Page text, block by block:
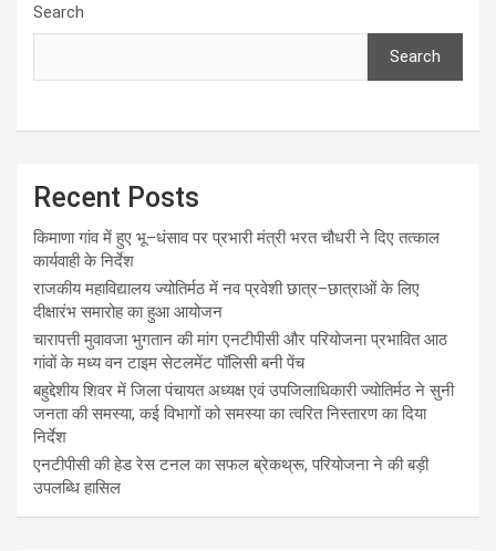
Search
Search
Recent Posts
किमाणा गांव में हुए भू–धंसाव पर प्रभारी मंत्री भरत चौधरी ने दिए तत्काल
कार्यवाही के निर्देश
राजकीय महाविद्यालय ज्योतिर्मठ में नव प्रवेशी छात्र–छात्राओं के लिए
दीक्षारंभ समारोह का हुआ आयोजन
चारापत्ती मुवावजा भुगतान की मांग एनटीपीसी और परियोजना प्रभावित आठ
गांवों के मध्य वन टाइम सेटलमेंट पॉलिसी बनी पेंच
बहुद्देशीय शिवर में जिला पंचायत अध्यक्ष एवं उपजिलाधिकारी ज्योतिर्मठ ने सुनी
जनता की समस्या, कई विभागों को समस्या का त्वरित निस्तारण का दिया
निर्देश
एनटीपीसी की हेड रेस टनल का सफल ब्रेकथ्रू, परियोजना ने की बड़ी
उपलब्धि हासिल